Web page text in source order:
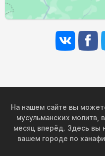
На нашем сайте вы
мусульманских молитв,
месяц вперёд. Здесь вы
вашем городе по